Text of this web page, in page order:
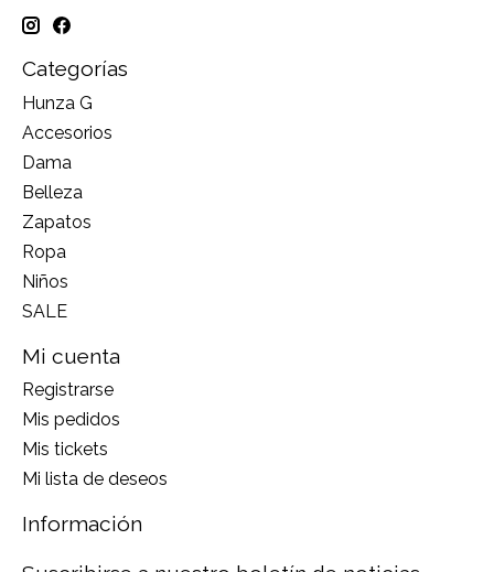
Categorías
Hunza G
Accesorios
Dama
Belleza
Zapatos
Ropa
Niños
SALE
Mi cuenta
Registrarse
Mis pedidos
Mis tickets
Mi lista de deseos
Información